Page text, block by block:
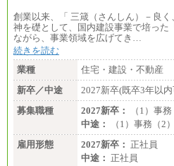
創業以来、「 三箴（さんしん）－良
神を礎として、国内建設事業で培った
ながら、事業領域を広げてき…
続きを読む
業種
住宅・建設・不動産
新卒／中途
2027新卒(既卒3年以
募集職種
2027新卒：
（1）事
中途：
（1）事務（2
雇用形態
2027新卒： 正社員
中途： 正社員